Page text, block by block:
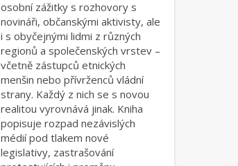
osobní zážitky s rozhovory s
novináři, občanskými aktivisty, ale
i s obyčejnými lidmi z různých
regionů a společenských vrstev –
včetně zástupců etnických
menšin nebo přívrženců vládní
strany. Každý z nich se s novou
realitou vyrovnává jinak. Kniha
popisuje rozpad nezávislých
médií pod tlakem nové
legislativy, zastrašování